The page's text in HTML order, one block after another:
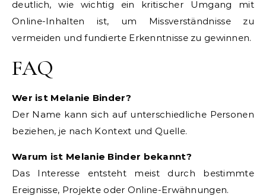
deutlich, wie wichtig ein kritischer Umgang mit
Online-Inhalten ist, um Missverständnisse zu
vermeiden und fundierte Erkenntnisse zu gewinnen.
FAQ
Wer ist Melanie Binder?
Der Name kann sich auf unterschiedliche Personen
beziehen, je nach Kontext und Quelle.
Warum ist Melanie Binder bekannt?
Das Interesse entsteht meist durch bestimmte
Ereignisse, Projekte oder Online-Erwähnungen.